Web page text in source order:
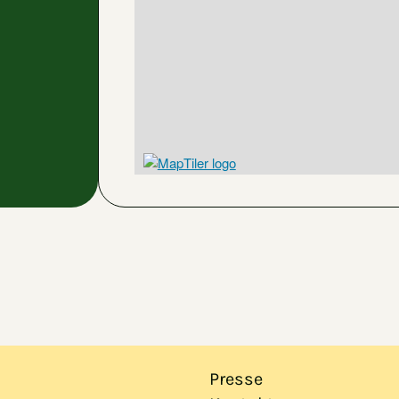
Presse